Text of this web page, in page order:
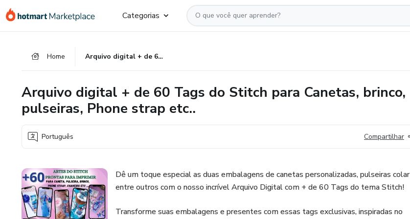
para
para
para
Categorias
Home Arquivo digital + de 60 Tags do Stitch para Canetas, brinco, pulseiras, Phone strap etc..
Arquivo digital + de 60 Tags do Stitch para Canetas, brinco,
pulseiras, Phone strap etc..
Português Compartilhar
Dê um toque especial as duas embalagens de canetas personalizadas, pulseiras colar
entre outros com o nosso incrível Arquivo Digital com + de 60 Tags do tema Stitch!
Transforme suas embalagens e presentes com essas tags exclusivas, inspiradas no